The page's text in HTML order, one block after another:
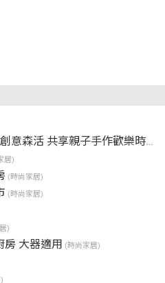
森活 共享親子手作歡樂時光
居)
(時尚家居)
(時尚家居)
)
大器適用 (時尚家居)